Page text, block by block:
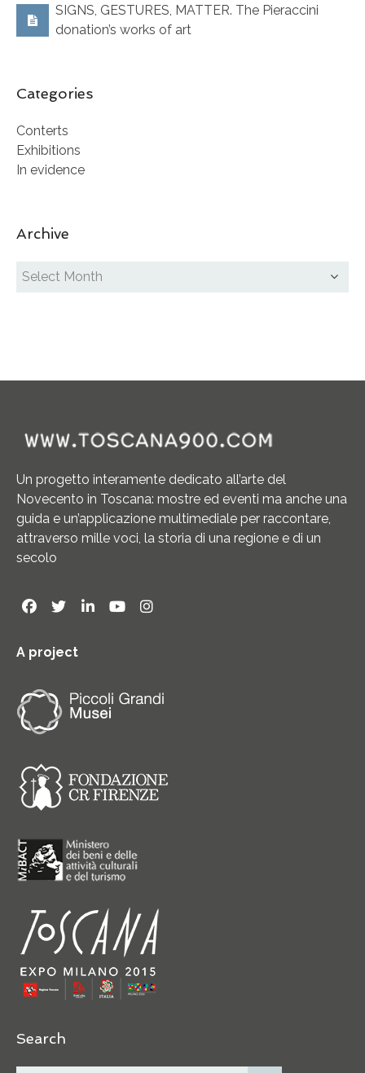
SIGNS, GESTURES, MATTER. The Pieraccini
donation’s works of art
Categories
Conterts
Exhibitions
In evidence
Archive
Un progetto interamente dedicato all’arte del
Novecento in Toscana: mostre ed eventi ma anche una
guida e un’applicazione multimediale per raccontare,
attraverso mille voci, la storia di una regione e di un
secolo
A project
Search